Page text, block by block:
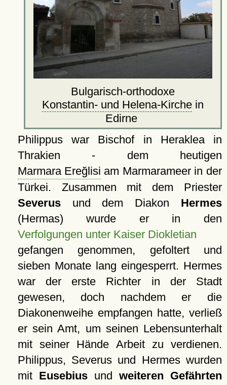
Bulgarisch-orthodoxe
Konstantin- und Helena-Kirche in
Edirne
Philippus war Bischof in Heraklea in
Thrakien - dem heutigen
Marmara Ereğlisi am Marmarameer in der
Türkei. Zusammen mit dem Priester
Severusund dem Diakon Hermes
(Hermas) wurde er in den
Verfolgungen unter Kaiser Diokletian
gefangen genommen, gefoltert und
sieben Monate lang eingesperrt. Hermes
war der erste Richter in der Stadt
gewesen, doch nachdem er die
Diakonenweihe empfangen hatte, verließ
er sein Amt, um seinen Lebensunterhalt
mit seiner Hände Arbeit zu verdienen.
Philippus, Severus und Hermes wurden
mit Eusebiusund weiteren Gefährten